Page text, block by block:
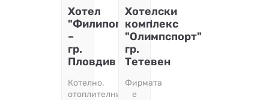
Хотел
"Филипополис"
–
гр.
Пловдив
Котелно,
отоплителни
Хотелски
комплекс
"Олимпспорт"
гр.
Тетевен
Фирмата
е